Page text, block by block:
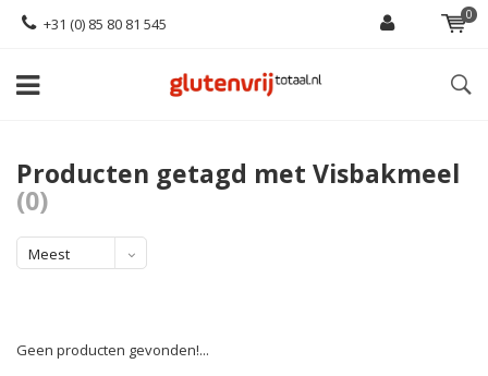
+31 (0) 85 80 81 545 0
Producten getagd met Visbakmeel
(0)
Meest
Geen producten gevonden!...